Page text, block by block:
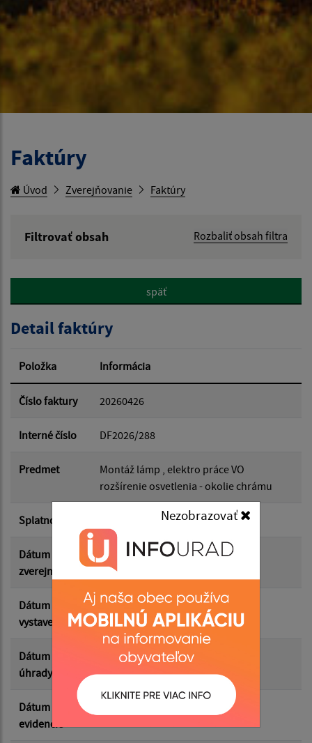
Nezobrazovať
Faktúry
Úvod Zverejňovanie Faktúry
Filtrovať obsah
Rozbaliť obsah filtra
Hľadať v:
Dátum od:
Filtrovať
späť
Detail faktúry
Položka Informácia
Číslo faktury 20260426
Interné číslo DF2026/288
Predmet
Montáž lámp , elektro práce VO
rozšírenie osvetlenia - okolie chrámu
Splatnosť
Dátum
zverejnenia
23.06.2026
Dátum
vystavenia
17.06.2026
Dátum
úhrady
19.06.2026
Dátum
evidencie